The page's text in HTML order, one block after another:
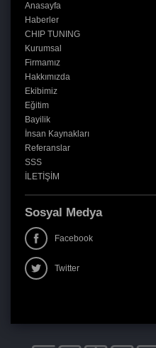
Anasayfa
Haberler
CHIP TUNING
Kurumsal
Firmamız
Hakkımızda
Ekibimiz
Eğitim
Bayilik
İnsan Kaynakları
Referanslar
SSS
İLETİŞİM
Sosyal Medya
Facebook
Twitter